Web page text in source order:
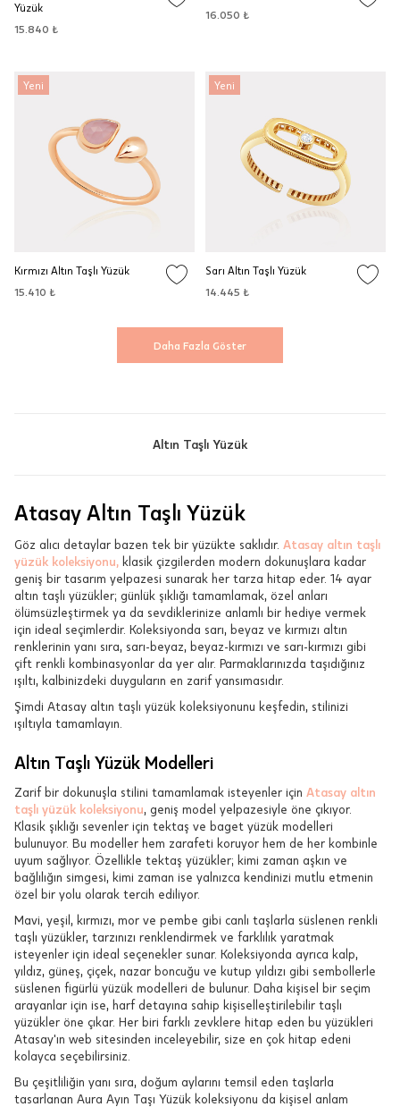
Yüzük
15.840 ₺
16.050 ₺
Yeni
Kırmızı Altın Taşlı Yüzük
15.410 ₺
Yeni
Sarı Altın Taşlı Yüzük
14.445 ₺
Daha Fazla Göster
Altın Taşlı Yüzük
Atasay Altın Taşlı Yüzük
Göz alıcı detaylar bazen tek bir yüzükte saklıdır. Atasay altın taşlı
yüzük koleksiyonu, klasik çizgilerden modern dokunuşlara kadar
geniş bir tasarım yelpazesi sunarak her tarza hitap eder. 14 ayar
altın taşlı yüzükler; günlük şıklığı tamamlamak, özel anları
ölümsüzleştirmek ya da sevdiklerinize anlamlı bir hediye vermek
için ideal seçimlerdir. Koleksiyonda sarı, beyaz ve kırmızı altın
renklerinin yanı sıra, sarı-beyaz, beyaz-kırmızı ve sarı-kırmızı gibi
çift renkli kombinasyonlar da yer alır. Parmaklarınızda taşıdığınız
ışıltı, kalbinizdeki duyguların en zarif yansımasıdır.
Şimdi Atasay altın taşlı yüzük koleksiyonunu keşfedin, stilinizi
ışıltıyla tamamlayın.
Altın Taşlı Yüzük Modelleri
Zarif bir dokunuşla stilini tamamlamak isteyenler için Atasay altın
taşlı yüzük koleksiyonu, geniş model yelpazesiyle öne çıkıyor.
Klasik şıklığı sevenler için tektaş ve baget yüzük modelleri
bulunuyor. Bu modeller hem zarafeti koruyor hem de her kombinle
uyum sağlıyor. Özellikle tektaş yüzükler; kimi zaman aşkın ve
bağlılığın simgesi, kimi zaman ise yalnızca kendinizi mutlu etmenin
özel bir yolu olarak tercih ediliyor.
Mavi, yeşil, kırmızı, mor ve pembe gibi canlı taşlarla süslenen renkli
taşlı yüzükler, tarzınızı renklendirmek ve farklılık yaratmak
isteyenler için ideal seçenekler sunar. Koleksiyonda ayrıca kalp,
yıldız, güneş, çiçek, nazar boncuğu ve kutup yıldızı gibi sembollerle
süslenen figürlü yüzük modelleri de bulunur. Daha kişisel bir seçim
arayanlar için ise, harf detayına sahip kişiselleştirilebilir taşlı
yüzükler öne çıkar. Her biri farklı zevklere hitap eden bu yüzükleri
Atasay'ın web sitesinden inceleyebilir, size en çok hitap edeni
kolayca seçebilirsiniz.
Bu çeşitliliğin yanı sıra, doğum aylarını temsil eden taşlarla
tasarlanan Aura Ayın Taşı Yüzük koleksiyonu da kişisel anlam